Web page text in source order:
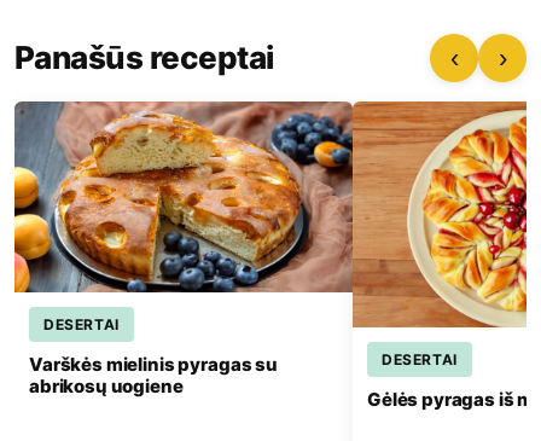
Panašūs receptai ‹ ›
DESERTAI
Varškės mielinis pyragas su
abrikosų uogiene
Varškės mielinis pyragas su
abrikosų uogiene
Paruošimas:
60 min.
Gaminimas:
30 min.
Lengvas
Peržiūrėti receptą DESERTAI
Gėlės pyragas iš
Gėlės pyragas iš
150
30
Lengvas
Peržiūrėti